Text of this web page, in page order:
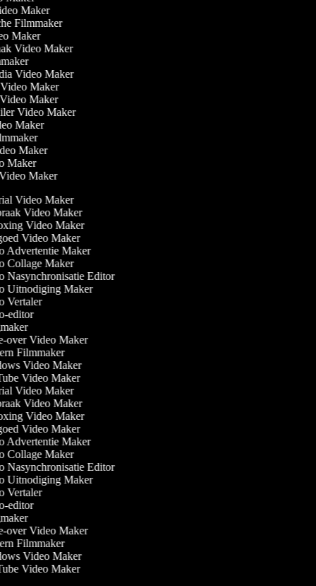
Maker
Filmmaker
Maker
Video Maker
Video Maker
Video Maker
Video Maker
Video Maker
Maker
Maker
Maker
Maker
Video Maker
Video Maker
Video Maker
Video Maker
Advertentie Maker
Collage Maker
Nasynchronisatie Editor
Uitnodiging Maker
Vertaler
editor
over Video Maker
Filmmaker
Video Maker
Video Maker
Video Maker
Video Maker
Video Maker
Video Maker
Advertentie Maker
Collage Maker
Nasynchronisatie Editor
Uitnodiging Maker
Vertaler
editor
over Video Maker
Filmmaker
Video Maker
Video Maker